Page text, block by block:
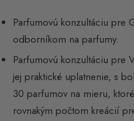
Parfumovú konzultáciu pre
odborníkom na parfumy.
Parfumovú konzultáciu pre
jej praktické uplatnenie, s
30 parfumov na mieru,
rovnakým počtom kreácií